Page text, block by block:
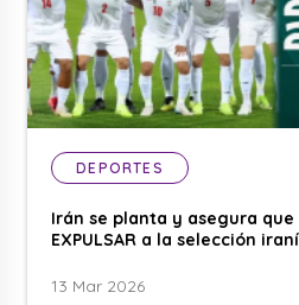
DEPORTES
Irán se planta y asegura que
EXPULSAR a la selección
13 Mar 2026